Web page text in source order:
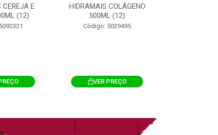
CEREJA E
(12)
HIDRAMAIS COLÁGENO
500ML (12)
Código: 5029495
VER PREÇO